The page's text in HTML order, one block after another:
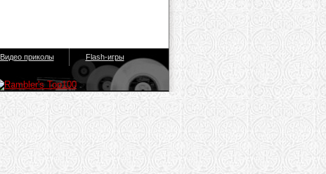
Видео приколы Flash-игры